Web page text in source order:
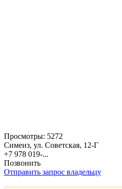
Просмотры: 5272
Симеиз, ул. Советская, 12-Г
+7 978 019-...
Позвонить
Отправить запрос владельцу